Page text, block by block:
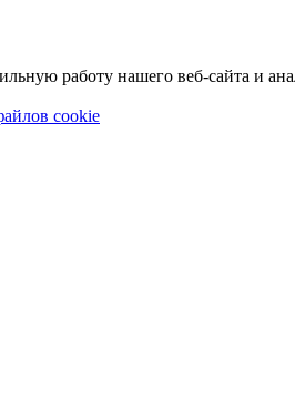
работу нашего веб-сайта и
cookie